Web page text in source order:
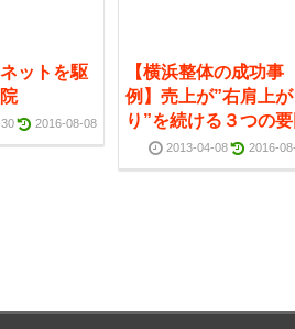
ットを駆
2016-08-08
【横浜整体の成功事
例】売上が”右肩上が
り”を続ける３つの要
2013-04-08 2016-